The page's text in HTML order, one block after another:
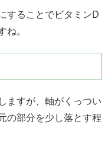
することでビタミンD
ね。
ますが、軸がくっつい
の部分を少し落とす程